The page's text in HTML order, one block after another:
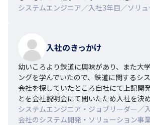
システムエンジニア／入社3年目／ソリ
入社のきっかけ
幼いころより鉄道に興味があり、また大
ングを学んでいたので、鉄道に関するシ
会社を探していたところ自社にて上記開
とを会社説明会にて聞いたため入社を決
システムエンジニア・ジョブリーダー／
会社のシステム開発・ソリューション事